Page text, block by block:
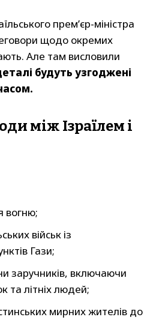
прем’єр-міністра
щодо окремих
Але там висловили
будуть узгоджені
між Ізраїлем і
вогню;
військ із
Гази;
заручників, включаючи
та літніх людей;
мирних жителів до